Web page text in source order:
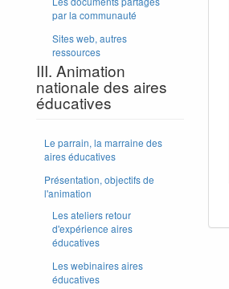
par la communauté
Sites web, autres
ressources
III. Animation
nationale des aires
éducatives
Le parrain, la marraine des
aires éducatives
Présentation, objectifs de
l'animation
Les ateliers retour
d'expérience aires
éducatives
Les webinaires aires
éducatives